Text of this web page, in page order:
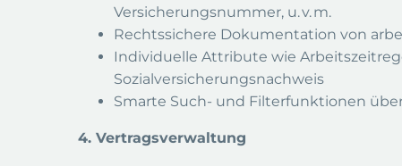
Versicherungsnummer, u. v. m.
Rechtssichere Dokumentation von
Individuelle Attribute wie
Sozialversicherungsnachweis
Smarte Such- und Filterfunktionen
4. Vertragsverwaltung